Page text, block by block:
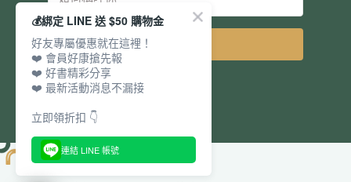
💰綁定 LINE 送 $50 購物金
好友專屬優惠就在這裡！
❤️ 會員好康搶先報
❤️ 好書精彩分享
❤️ 最新活動消息不漏接
立即領折扣 👇
連結 LINE 帳號